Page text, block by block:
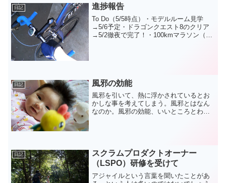
日記 進捗報告
To Do（5/5時点）・モデルルーム見学
→5/6予定・ドラゴンクエスト8のクリア
→5/2徹夜で完了！・100kmマラソン（ダ
日記 風邪の効能
風邪を引いて、熱に浮かされているとお
かしな事を考えてしまう。風邪とはなん
なのか。風邪の効能、いいところとわる
日記
スクラムプロダクトオーナー
（LSPO）研修を受けて
アジャイルという言葉を聞いたことがあ